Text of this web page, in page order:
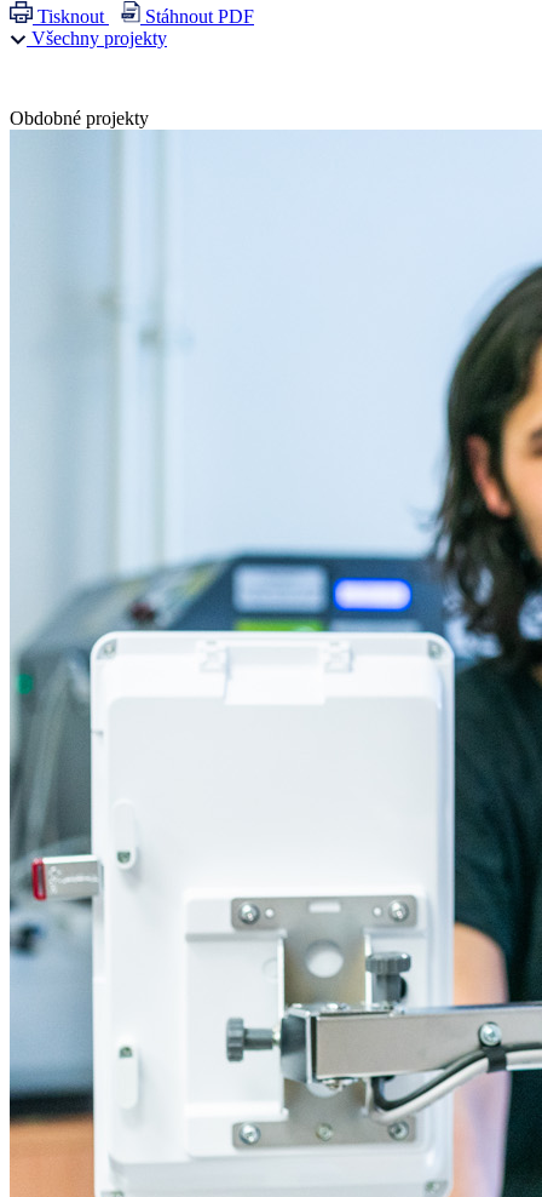
Tisknout
Stáhnout PDF
Všechny projekty
Obdobné projekty